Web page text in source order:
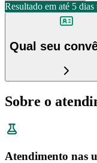
Resultado em até 5 dias
Qual seu
Sobre o
Atendimento nas